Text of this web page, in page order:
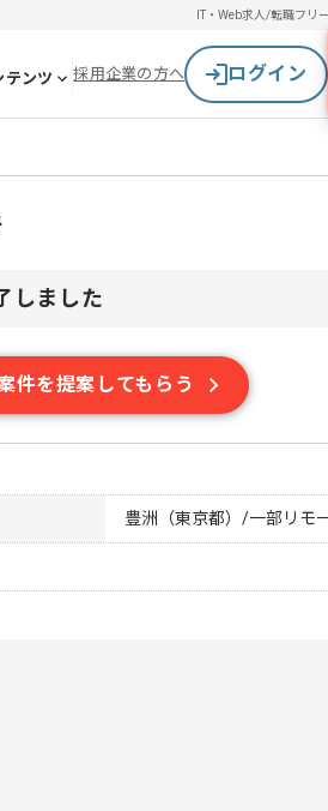
IT・Web求人/転職フリ
テンツ 採用企業の方へ ログイン
しました
件を提案してもらう
豊洲（東京都）/一部リモ